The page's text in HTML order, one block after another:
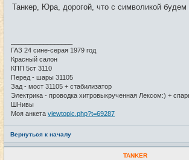
Танкер, Юра, дорогой, что с символикой будем
ГАЗ 24 сине-серая 1979 год
Красный салон
КПП 5ст 3110
Перед - шары 31105
Зад - мост 31105 + стабилизатор
Электрика - проводка хитровыкрученная Лексом:) +
ШНивы
Моя анкета viewtopic.php?t=69287
Вернуться к началу
TANKER